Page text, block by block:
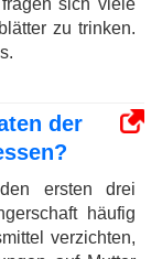
zu trinken.
der
ersten drei
häufig
verzichten,